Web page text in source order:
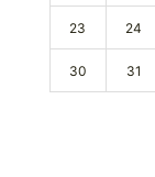
23 24
30 31